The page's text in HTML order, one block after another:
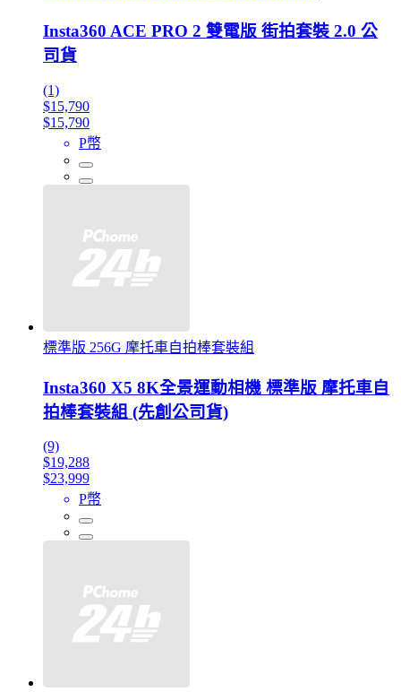
Insta360 ACE PRO 2 雙電版 街拍套裝 2.0 公
司貨
(1)
$15,790
$15,790
P幣
標準版 256G 摩托車自拍棒套裝組
Insta360 X5 8K全景運動相機 標準版 摩托車自
拍棒套裝組 (先創公司貨)
(9)
$19,288
$23,999
P幣